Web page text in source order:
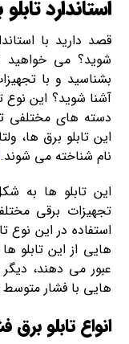
استاندارد
قصد دارید با
شوید؟ می خواهید
بشناسید و با
آشنا شوید؟ این نوع
دسته های مختلفی
این تابلو برق ها،
نام شناخته می
این تابلو ها به
تجهیزات برقی
استفاده در این نوع
عبور می دهند، دیگر
هایی با فشار
انواع تابلو